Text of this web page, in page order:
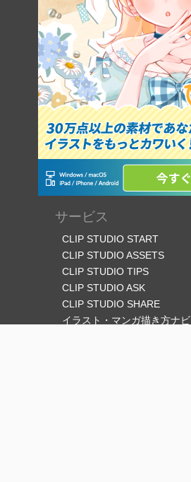
サービス
CLIP STUDIO START
CLIP STUDIO ASSETS
CLIP STUDIO TIPS
CLIP STUDIO ASK
CLIP STUDIO SHARE
イラスト・マンガ描き方ナビ